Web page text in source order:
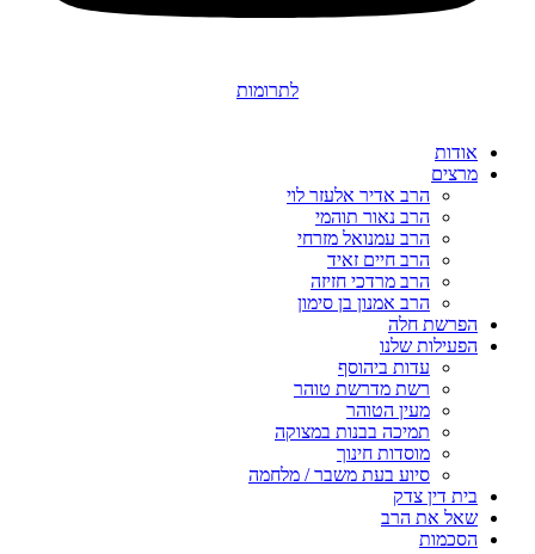
לתרומות
אודות
מרצים
הרב אדיר אלעזר לוי
הרב נאור תוהמי
הרב עמנואל מזרחי
הרב חיים זאיד
הרב מרדכי חזיזה
הרב אמנון בן סימון
הפרשת חלה
הפעילות שלנו
עדות ביהוסף
רשת מדרשת טוהר
מעין הטוהר
תמיכה בבנות במצוקה
מוסדות חינוך
סיוע בעת משבר / מלחמה
בית דין צדק
שאל את הרב
הסכמות